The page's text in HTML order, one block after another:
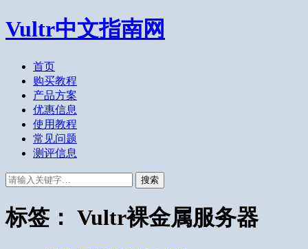
Vultr中文指南网
首页
购买教程
产品方案
优惠信息
使用教程
常见问题
测评信息
搜索
标签： Vultr裸金属服务器